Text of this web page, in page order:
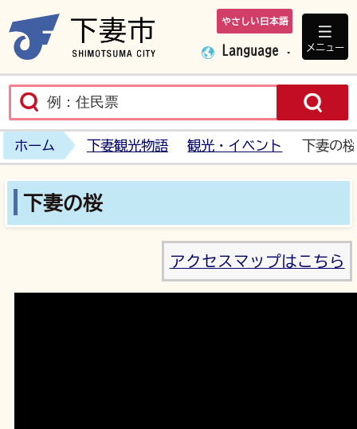
下妻市ホームペ
やさしい日本語
Language メニュー
ホーム 下妻観光物語 観光・イベント 下妻の桜
下妻の桜
アクセスマップはこちら